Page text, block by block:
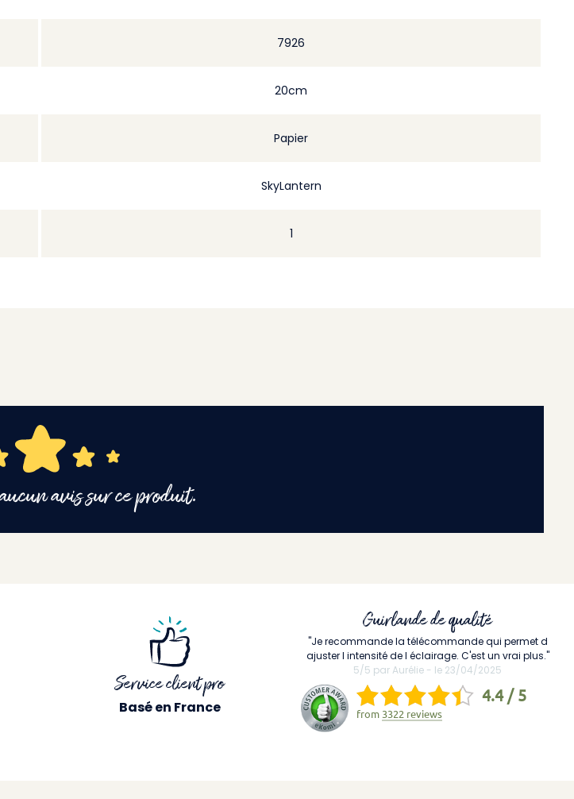
7926
20cm
Papier
SkyLantern
1
avis sur ce produit.
Service client pro
Basé en France
Guirlande de qualité
"Je recommande la télécommande qui permet d
ajuster l intensité de l éclairage. C'est un vrai plus."
5/5 par Aurélie - le 23/04/2025
4.4 / 5
from 3322 reviews